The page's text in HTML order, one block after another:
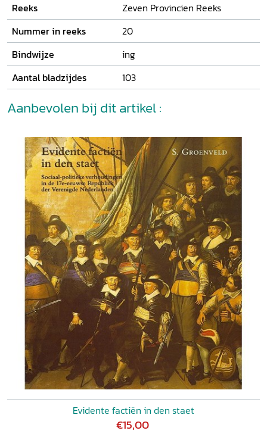
Reeks
Zeven Provincien Reeks
Nummer in reeks
20
Bindwijze
ing
Aantal bladzijdes
103
Aanbevolen bij dit artikel :
Evidente factiën in den staet
€15,00